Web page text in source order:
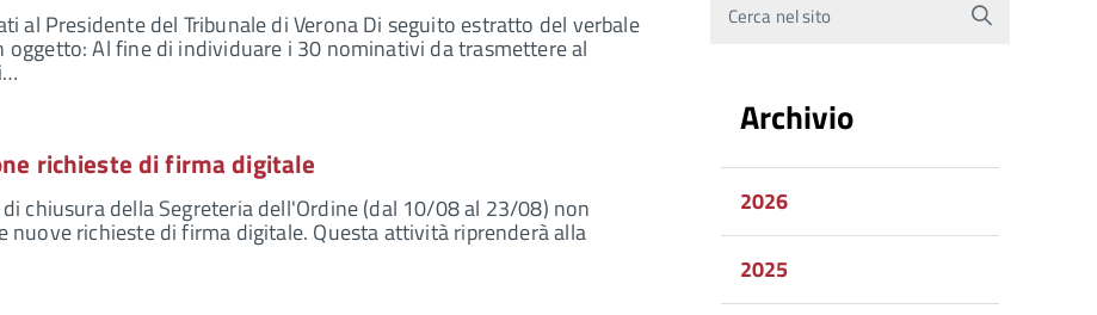
al Presidente del Tribunale di Verona Di seguito estratto del verbale
oggetto: Al fine di individuare i 30 nominativi da trasmettere al
richieste di firma digitale
chiusura della Segreteria dell'Ordine (dal 10/08 al 23/08) non
nuove richieste di firma digitale. Questa attività riprenderà alla
Cerca nel sito
Archivio
2026
2025